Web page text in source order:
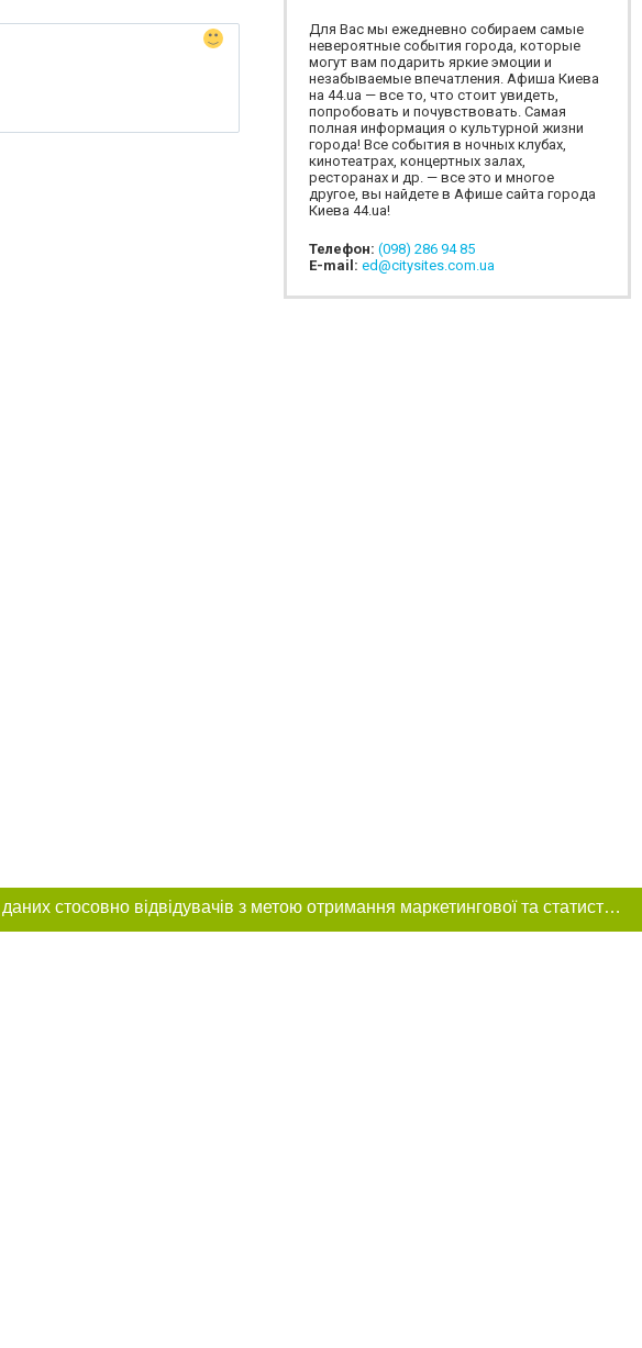
Для Вас мы ежедневно собираем самые
невероятные события города, которые
могут вам подарить яркие эмоции и
незабываемые впечатления. Афиша Киева
на 44.ua — все то, что стоит увидеть,
попробовать и почувствовать. Самая
полная информация о культурной жизни
города! Все события в ночных клубах,
кинотеатрах, концертных залах,
ресторанах и др. — все это и многое
другое, вы найдете в Афише сайта города
Киева 44.ua!
Телефон: (098) 286 94 85
E-mail: ed@citysites.com.ua
Цей сайт використовує «cookies». Також веб-сайт використовує інтернет-сервіс для збору технічних даних стосовно відвідувачів з метою отримання маркетингової та статистичної інформації. Умови обробки даних відвідувачів сайту див.